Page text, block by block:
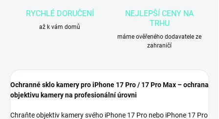
RYCHLÉ DORUČENÍ
až k vám domů
NEJLEPŠÍ CENY NA
TRHU
máme ověřeného dodavatele ze
zahraničí
Ochranné sklo kamery pro iPhone 17 Pro / 17 Pro Max – ochrana
objektivu kamery na profesionální úrovni
Chraňte objektiv kamery svého iPhone 17 Pro nebo iPhone 17 Pro